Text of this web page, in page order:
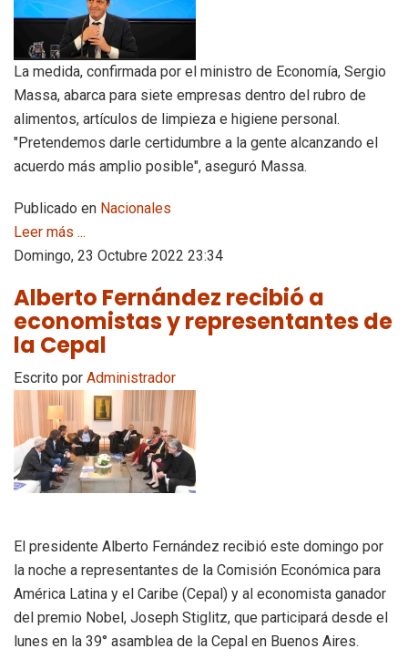
La medida, confirmada por el ministro de Economía, Sergio
Massa, abarca para siete empresas dentro del rubro de
alimentos, artículos de limpieza e higiene personal.
"Pretendemos darle certidumbre a la gente alcanzando el
acuerdo más amplio posible", aseguró Massa.
Publicado en Nacionales
Leer más ...
Domingo, 23 Octubre 2022 23:34
Alberto Fernández recibió a
economistas y representantes de
la Cepal
Escrito por Administrador
El presidente Alberto Fernández recibió este domingo por
la noche a representantes de la Comisión Económica para
América Latina y el Caribe (Cepal) y al economista ganador
del premio Nobel, Joseph Stiglitz, que participará desde el
lunes en la 39° asamblea de la Cepal en Buenos Aires.